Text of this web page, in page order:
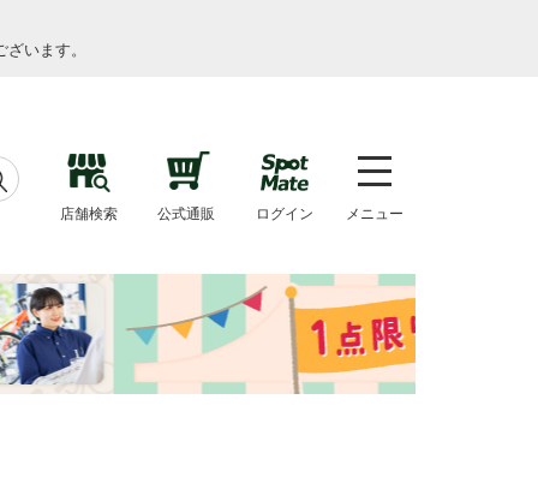
います。
店舗検索 公式通販 ログイン メニュー